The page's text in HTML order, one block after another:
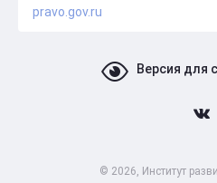
pravo.gov.ru
Версия для
© 2026, Институт